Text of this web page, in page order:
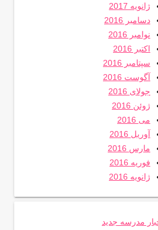
ژانویه 2017
دسامبر 2016
نوامبر 2016
اکتبر 2016
سپتامبر 2016
آگوست 2016
جولای 2016
ژوئن 2016
می 2016
آوریل 2016
مارس 2016
فوریه 2016
ژانویه 2016
مدرسه جدید